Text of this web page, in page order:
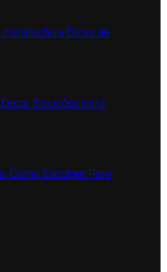
e Dicas de
Soluções para
Como Escolher Para